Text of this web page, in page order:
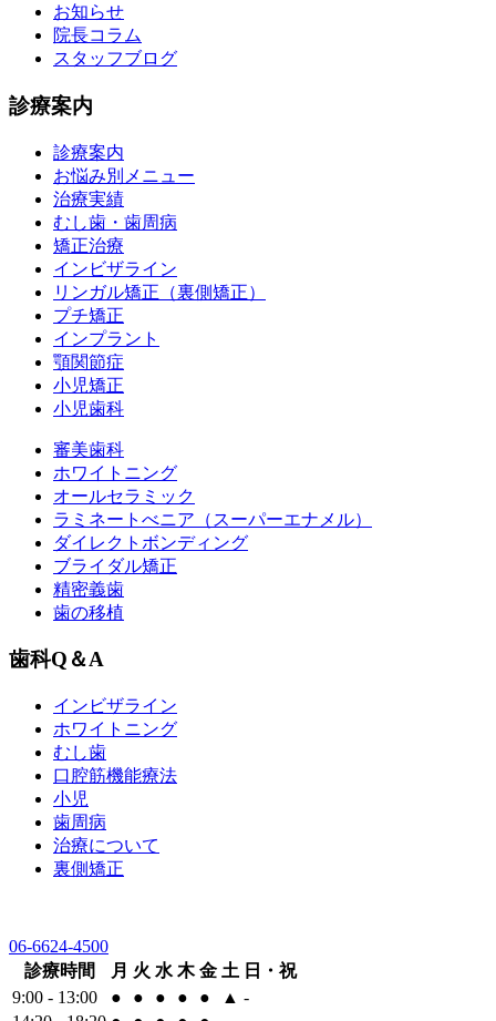
お知らせ
院長コラム
スタッフブログ
診療案内
診療案内
お悩み別メニュー
治療実績
むし歯・歯周病
矯正治療
インビザライン
リンガル矯正（裏側矯正）
プチ矯正
インプラント
顎関節症
小児矯正
小児歯科
審美歯科
ホワイトニング
オールセラミック
ラミネートべニア （スーパーエナメル）
ダイレクトボンディング
ブライダル矯正
精密義歯
歯の移植
歯科Q＆A
インビザライン
ホワイトニング
むし歯
口腔筋機能療法
小児
歯周病
治療について
裏側矯正
06-6624-4500
診療時間
月 火 水 木 金 土 日・祝
9:00 - 13:00
● ● ● ● ● ▲ -